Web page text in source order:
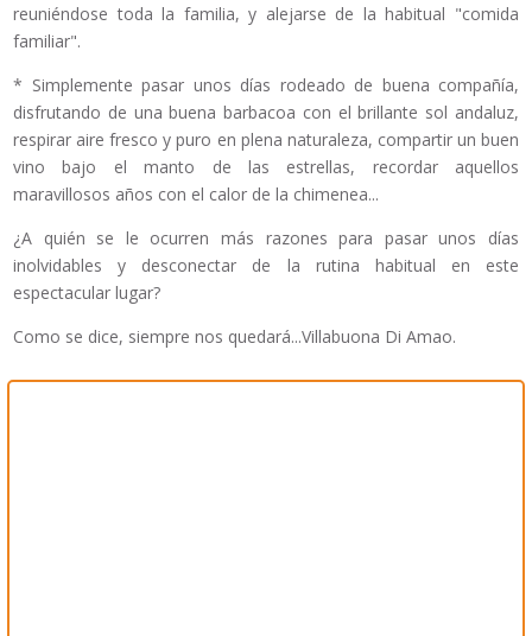
reuniéndose toda la familia, y alejarse de la habitual "comida
familiar".
* Simplemente pasar unos días rodeado de buena compañía,
disfrutando de una buena barbacoa con el brillante sol andaluz,
respirar aire fresco y puro en plena naturaleza, compartir un buen
vino bajo el manto de las estrellas, recordar aquellos
maravillosos años con el calor de la chimenea...
¿A quién se le ocurren más razones para pasar unos días
inolvidables y desconectar de la rutina habitual en este
espectacular lugar?
Como se dice, siempre nos quedará...Villabuona Di Amao.